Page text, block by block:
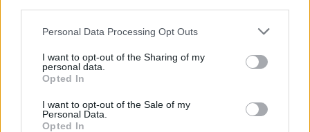
Please note that this website/app uses one or more Google
not limited to your visit or usage behaviour. You may click to
grant or deny consent to Google and its third-party tags to
use your data for below specified purposes in below Google
consent section.
Personal Data Processing Opt Outs
I want to opt-out of the Sharing of my
personal data.
Opted In
I want to opt-out of the Sale of my
Personal Data.
Opted In
koleszterin- és a vércukorszintet is.
Teljes kiőrlésű gabonafélék
A teljes kiőrlésű gabonafélék tele vannak rostokkal,
kiváló köret készíthető belőlük például a halakhoz, a
étrendünkbe az árpát, a barna rizst és a quinoát.